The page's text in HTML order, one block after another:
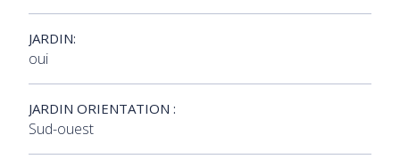
JARDIN:
oui
JARDIN ORIENTATION :
Sud-ouest